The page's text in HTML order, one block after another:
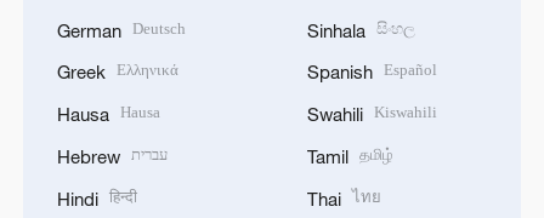
German Deutsch
Greek Ελληνικά
Hausa Hausa
Hebrew עברית
Hindi हिन्दी
Sinhala සිංහල
Spanish Español
Swahili Kiswahili
Tamil தமிழ்
Thai ไทย